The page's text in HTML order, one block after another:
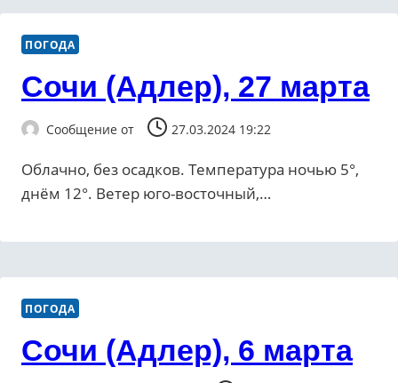
ПОГОДА
Сочи (Адлер), 27 марта
Сообщение от 27.03.2024 19:22
Облачно, без осадков. Температура ночью 5°,
днём 12°. Ветер юго-восточный,…
ПОГОДА
Сочи (Адлер), 6 марта